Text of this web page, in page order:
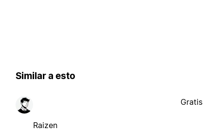
Similar a esto
Raizen
Gratis